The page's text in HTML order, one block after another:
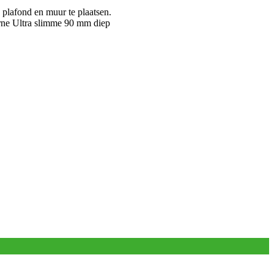
en muur te plaatsen.
Ultra slimme 90 mm diep